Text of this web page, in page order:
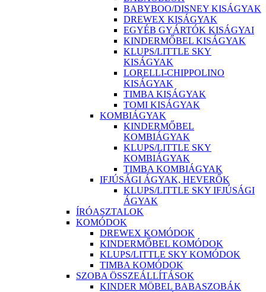
BABYBOO/DISNEY KISÁGYAK
DREWEX KISÁGYAK
EGYÉB GYÁRTÓK KISÁGYAI
KINDERMŐBEL KISÁGYAK
KLUPS/LITTLE SKY
KISÁGYAK
LORELLI-CHIPPOLINO
KISÁGYAK
TIMBA KISÁGYAK
TOMI KISÁGYAK
KOMBIÁGYAK
KINDERMŐBEL
KOMBIÁGYAK
KLUPS/LITTLE SKY
KOMBIÁGYAK
TIMBA KOMBIÁGYAK
IFJÚSÁGI ÁGYAK, HEVERŐK
KLUPS/LITTLE SKY IFJÚSÁGI
ÁGYAK
ÍRÓASZTALOK
KOMÓDOK
DREWEX KOMÓDOK
KINDERMŐBEL KOMÓDOK
KLUPS/LITTLE SKY KOMÓDOK
TIMBA KOMÓDOK
SZOBA ÖSSZEÁLLÍTÁSOK
KINDER MÖBEL BABASZOBÁK